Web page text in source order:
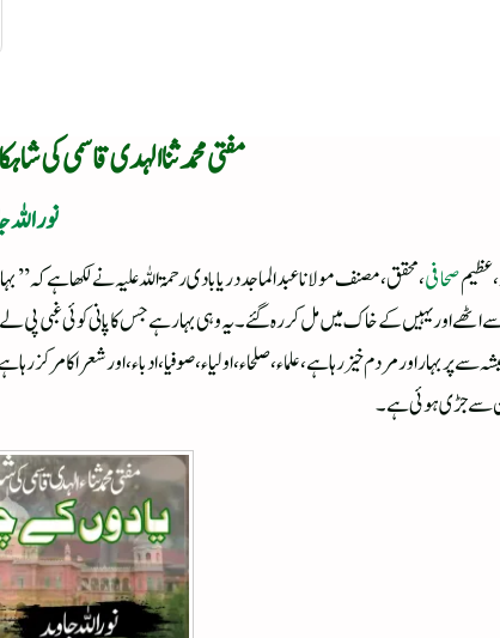
مفتی محمد ثنا الہدی قاسمی کی
نور
عظیمصحافی، محقق، مصنف مولانا عبد الماجد دریا بادی رحمۃاللہ علیہ نے لکھا ہے
اور یہیں کے خاک میں مل کر رہ گئے۔ یہ وہی بہار ہے جس کا پانی کوئی غبی پی
سے پر بہار اور مر دم خیز رہاہے، علماء ، صلحاء ، اولیاء ، صوفیا، ادباء ، اور
سے جڑی ہوئی ہے۔